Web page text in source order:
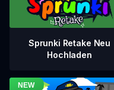
Sprunki Retake Neu
Hochladen